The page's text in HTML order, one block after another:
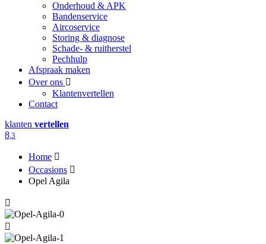
Onderhoud & APK
Bandenservice
Aircoservice
Storing & diagnose
Schade- & ruitherstel
Pechhulp
Afspraak maken
Over ons
Klantenvertellen
Contact
klanten vertellen
8,3
Home
Occasions
Opel Agila